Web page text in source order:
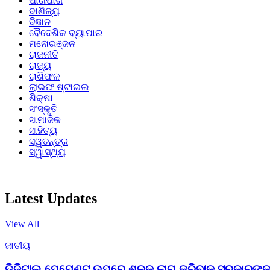
ବାଣିଜ୍ୟ
ବିଜ୍ଞାନ
ବୈଦେଶିକ ବ୍ୟାପାର
ମନୋରଞ୍ଜନ
ରାଜନୀତି
ରାଜ୍ୟ
ରାଶିଫଳ
ଲାଇଫ ଷ୍ଟାଇଲ
ଶିକ୍ଷା
ସଂସ୍କୃତି
ସାମାଜିକ
ସାହିତ୍ୟ
ସ୍ୱତନ୍ତ୍ର
ସ୍ୱାସ୍ଥ୍ୟ
Latest Updates
View All
ଜାତୀୟ